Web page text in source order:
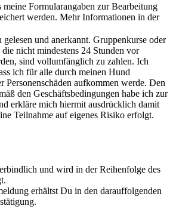
meine Formularangaben zur Bearbeitung
werden. Mehr Informationen in der
gelesen und anerkannt. Gruppenkurse oder
nicht mindestens 24 Stunden vor
sind vollumfänglich zu zahlen. Ich
ich für alle durch meinen Hund
Personenschäden aufkommen werde. Den
den Geschäftsbedingungen habe ich zur
erkläre mich hiermit ausdrücklich damit
Teilnahme auf eigenes Risiko erfolgt.
und wird in der Reihenfolge des
erhältst Du in den darauffolgenden